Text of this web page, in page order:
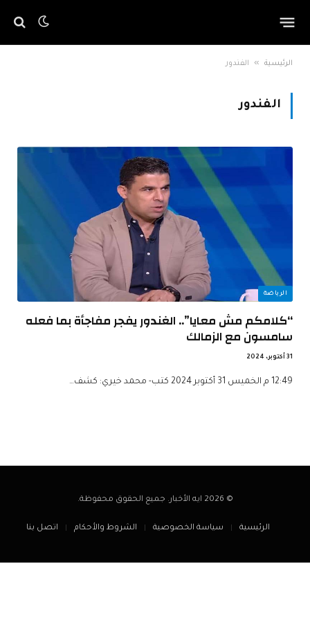
الرئيسية » الفندور
الفندور
الرياضة
“كلامكم مش معايا”.. الغندور يفجر مفاجأة بما فعله
سامسون مع الزمالك
31 أكتوبر، 2024
12:49 م الخميس 31 أكتوبر 2024 كتب- محمد خيري: كشف…
© 2026 ايه الأخبار. جميع الحقوق محفوظة.
الرئيسية سياسة الخصوصية الشروط والأحكام اتصل بنا